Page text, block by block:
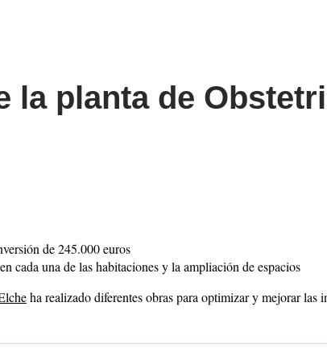
la planta de
de 245.000 euros
cada una de las habitaciones y la ampliación de espacios
ha realizado diferentes obras para optimizar y mejorar